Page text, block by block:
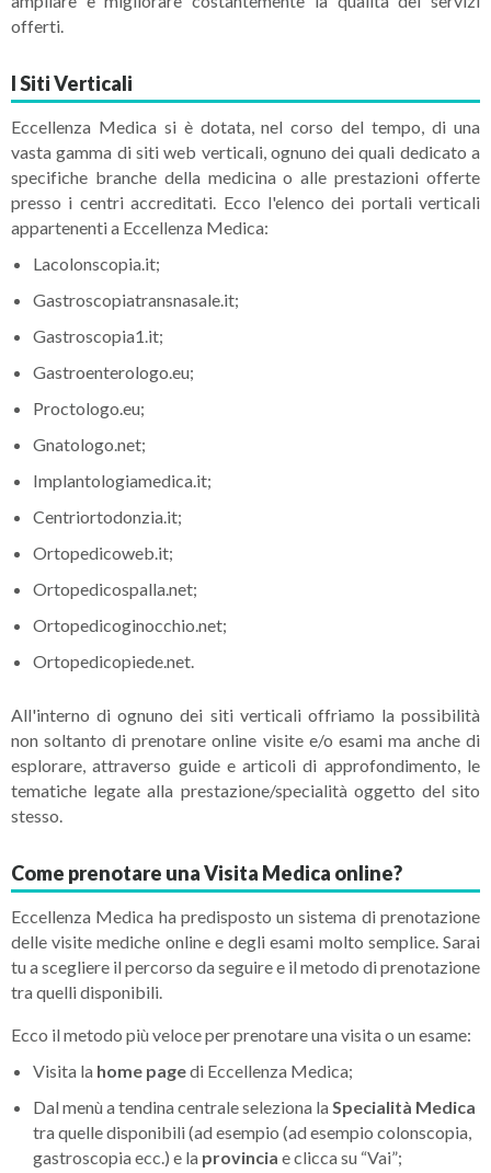
offerti.
I Siti Verticali
Eccellenza Medica si è dotata, nel corso del tempo, di una
vasta gamma di siti web verticali, ognuno dei quali dedicato a
specifiche branche della medicina o alle prestazioni offerte
presso i centri accreditati. Ecco l'elenco dei portali verticali
appartenenti a Eccellenza Medica:
Lacolonscopia.it;
Gastroscopiatransnasale.it;
Gastroscopia1.it;
Gastroenterologo.eu;
Proctologo.eu;
Gnatologo.net;
Implantologiamedica.it;
Centriortodonzia.it;
Ortopedicoweb.it;
Ortopedicospalla.net;
Ortopedicoginocchio.net;
Ortopedicopiede.net.
All'interno di ognuno dei siti verticali offriamo la possibilità
non soltanto di prenotare online visite e/o esami ma anche di
esplorare, attraverso guide e articoli di approfondimento, le
tematiche legate alla prestazione/specialità oggetto del sito
stesso.
Come prenotare una Visita Medica online?
Eccellenza Medica ha predisposto un sistema di prenotazione
delle visite mediche online e degli esami molto semplice. Sarai
tu a scegliere il percorso da seguire e il metodo di prenotazione
tra quelli disponibili.
Ecco il metodo più veloce per prenotare una visita o un esame:
Visita la home pagedi Eccellenza Medica;
Dal menù a tendina centrale seleziona laSpecialità Medica
tra quelle disponibili (ad esempio (ad esempio colonscopia,
gastroscopia ecc.) e la provincia e clicca su “Vai”;